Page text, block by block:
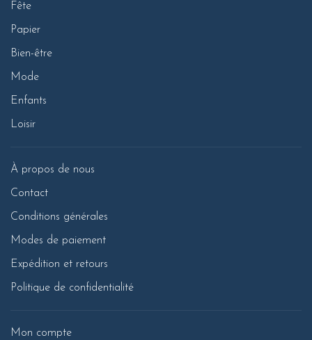
Fête
Papier
Bien-être
Mode
Enfants
Loisir
À propos de nous
Contact
Conditions générales
Modes de paiement
Expédition et retours
Politique de confidentialité
Mon compte